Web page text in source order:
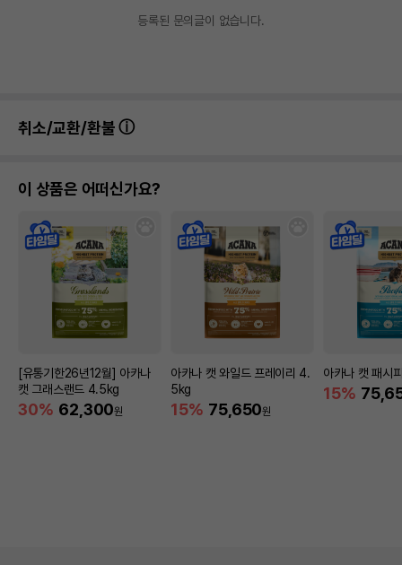
등록된 문의글이 없습니다.
취소/교환/환불
이 상품은 어떠신가요?
[유통기한26년12월] 아카나
캣 그래스랜드 4.5kg
30% 62,300원
아카나 캣 와일드 프레이리 4.
5kg
15% 75,650원
아카나 캣 패시
15%